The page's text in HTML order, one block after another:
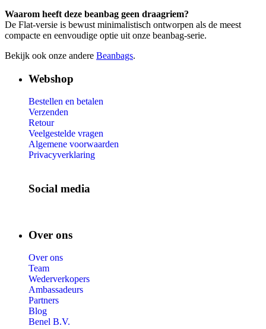
Waarom heeft deze beanbag geen draagriem?
De Flat-versie is bewust minimalistisch ontworpen als de meest
compacte en eenvoudige optie uit onze beanbag-serie.
Bekijk ook onze andere Beanbags.
Webshop
Bestellen en betalen
Verzenden
Retour
Veelgestelde vragen
Algemene voorwaarden
Privacyverklaring
Social media
Over ons
Over ons
Team
Wederverkopers
Ambassadeurs
Partners
Blog
Benel B.V.